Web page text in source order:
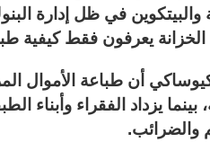
والبيتكوين في ظل إدارة
الخزانة يعرفون فقط كيفية
أن طباعة الأموال
بينما يزداد الفقراء وأبناء
والضرائب.